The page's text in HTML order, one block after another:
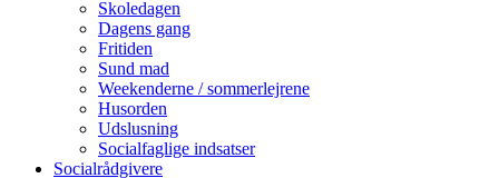
Skoledagen
Dagens gang
Fritiden
Sund mad
Weekenderne / sommerlejrene
Husorden
Udslusning
Socialfaglige indsatser
Socialrådgivere